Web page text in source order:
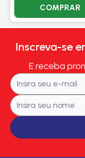
COMPRAR
Inscreva-se
E receba